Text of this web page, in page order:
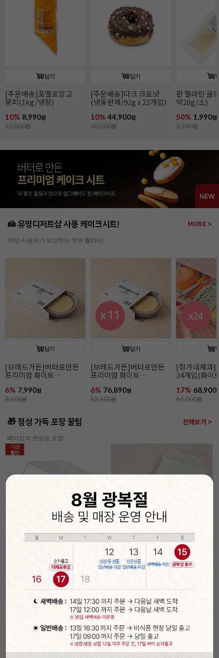
담기
판 젤라틴 골드(10장/
약20g/소)
50% 1,990원
3,990원
담기
판 젤라틴 골드(50장/
약100g/소)
48% 4,590원
8,990원
판젤라틴 골
27% 39,900
54,990원
🍰 유명디저트샵 사용 케이크시트! MORE >
36만 사용자가 보장하는 맛과 퀄리티!
담기
[장가네제과]케이크시트
24개입(화이트/미니)
17% 68,900
84,000원
담기
[장가네제과]케이크시트
(화이트/미니)
17% 2,900원
3,500원
[장가네제과]
24개입(초코/
12% 77,900
88,800원
🎁 정성 가득 포장 꿀팁 전체보기 >
베이킹의 완성은 포장!
기간
할인
04 05:
담기
속이 잘 보이는 투명 햄버거 상자(50개입/
30% 6,990원
9,990
담기
21% 5,490원
6,990
원
기간
할인